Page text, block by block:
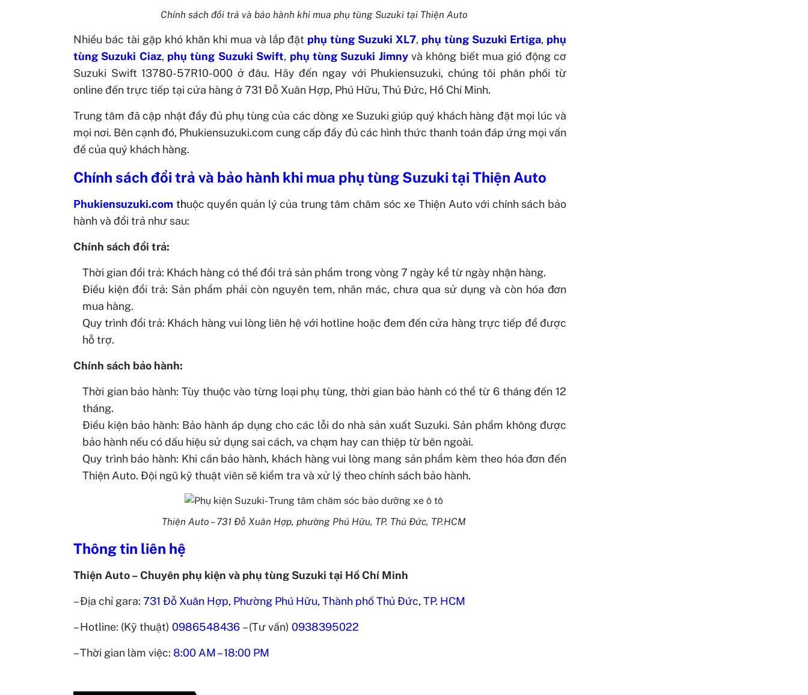
Chính sách đổi trả và bảo hành khi mua phụ tùng Suzuki tại Thiện Auto
Nhiều bác tài gặp khó khăn khi mua và lắp đặt phụ tùng Suzuki XL7, phụ tùng Suzuki Ertiga, phụ
tùng Suzuki Ciaz, phụ tùng Suzuki Swift, phụ tùng Suzuki Jimny và không biết mua gió động cơ
Suzuki Swift 13780-57R10-000 ở đâu. Hãy đến ngay với Phukiensuzuki, chúng tôi phân phối từ
online đến trực tiếp tại cửa hàng ở 731 Đỗ Xuân Hợp, Phú Hữu, Thủ Đức, Hồ Chí Minh.
Trung tâm đã cập nhật đầy đủ phụ tùng của các dòng xe Suzuki giúp quý khách hàng đặt mọi lúc và
mọi nơi. Bên cạnh đó, Phukiensuzuki.com cung cấp đầy đủ các hình thức thanh toán đáp ứng mọi vấn
đề của quý khách hàng.
Chính sách đổi trả và bảo hành khi mua phụ tùng Suzuki tại Thiện Auto
Phukiensuzuki.com thuộc quyền quản lý của trung tâm chăm sóc xe Thiện Auto với chính sách bảo
hành và đổi trả như sau:
Chính sách đổi trả:
Thời gian đổi trả: Khách hàng có thể đổi trả sản phẩm trong vòng 7 ngày kể từ ngày nhận hàng.
Điều kiện đổi trả: Sản phẩm phải còn nguyên tem, nhãn mác, chưa qua sử dụng và còn hóa đơn
mua hàng.
Quy trình đổi trả: Khách hàng vui lòng liên hệ với hotline hoặc đem đến cửa hàng trực tiếp để được
hỗ trợ.
Chính sách bảo hành:
Thời gian bảo hành: Tùy thuộc vào từng loại phụ tùng, thời gian bảo hành có thể từ 6 tháng đến 12
tháng.
Điều kiện bảo hành: Bảo hành áp dụng cho các lỗi do nhà sản xuất Suzuki. Sản phẩm không được
bảo hành nếu có dấu hiệu sử dụng sai cách, va chạm hay can thiệp từ bên ngoài.
Quy trình bảo hành: Khi cần bảo hành, khách hàng vui lòng mang sản phẩm kèm theo hóa đơn đến
Thiện Auto. Đội ngũ kỹ thuật viên sẽ kiểm tra và xử lý theo chính sách bảo hành.
Thiện Auto – 731 Đỗ Xuân Hợp, phường Phú Hữu, TP. Thủ Đức, TP.HCM
Thông tin liên hệ
Thiện Auto – Chuyên phụ kiện và phụ tùng Suzuki tại Hồ Chí Minh
– Địa chỉ gara: 731 Đỗ Xuân Hợp, Phường Phú Hữu, Thành phố Thủ Đức, TP. HCM
– Hotline: (Kỹ thuật) 0986548436 – (Tư vấn) 0938395022
– Thời gian làm việc: 8:00 AM – 18:00 PM